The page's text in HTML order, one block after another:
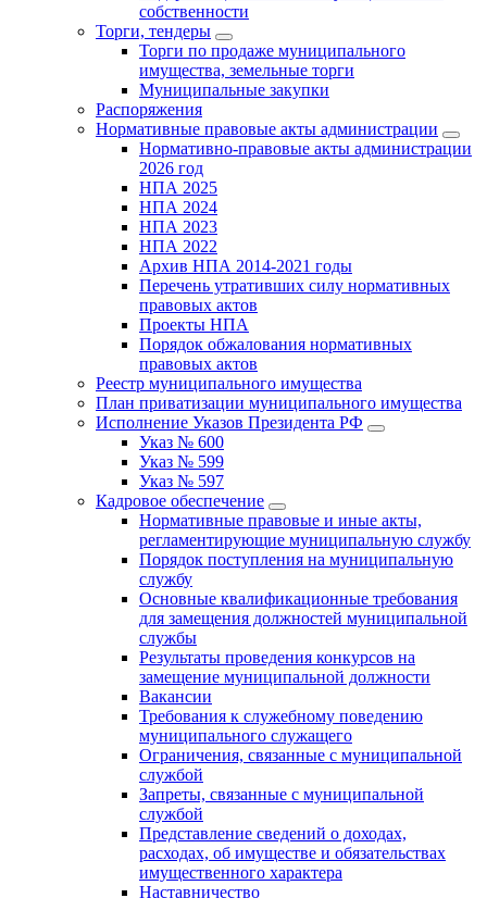
собственности
Торги, тендеры
Торги по продаже муниципального
имущества, земельные торги
Муниципальные закупки
Распоряжения
Нормативные правовые акты администрации
Нормативно-правовые акты администрации
2026 год
НПА 2025
НПА 2024
НПА 2023
НПА 2022
Архив НПА 2014-2021 годы
Перечень утративших силу нормативных
правовых актов
Проекты НПА
Порядок обжалования нормативных
правовых актов
Реестр муниципального имущества
План приватизации муниципального имущества
Исполнение Указов Президента РФ
Указ № 600
Указ № 599
Указ № 597
Кадровое обеспечение
Нормативные правовые и иные акты,
регламентирующие муниципальную службу
Порядок поступления на муниципальную
службу
Основные квалификационные требования
для замещения должностей муниципальной
службы
Результаты проведения конкурсов на
замещение муниципальной должности
Вакансии
Требования к служебному поведению
муниципального служащего
Ограничения, связанные с муниципальной
службой
Запреты, связанные с муниципальной
службой
Представление сведений о доходах,
расходах, об имуществе и обязательствах
имущественного характера
Наставничество